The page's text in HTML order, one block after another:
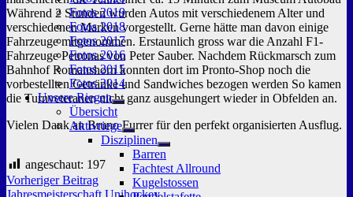
Fotos 2019
Fotos 2018
Fotos 2017
Fotos 2016
Fotos 2015
Fotos 2014
Unsere Riegen
Untermenü
anzeigen
Übersicht
Aktivriege
Untermenü
anzeigen
Disziplinen
Untermenü
anzeigen
Barren
Fachtest Allround
Kugelstossen
Während 2 Stunden wurden Autos mit verschiedenem Alter und
verschiedenen Marken vorgestellt. Gerne hätte man davon einige
Fahrzeuge mitgenommen. Erstaunlich gross war die Anzahl F1-
Fahrzeuge Petronas von Peter Sauber. Nachdem Rückmarsch zum
Bahnhof Romanshorn konnten dort im Pronto-Shop noch die
vorbestellten Getränke und Sandwiches bezogen werden So kamen
die Turnveteranen nicht ganz ausgehungert wieder in Obfelden an.
Vielen Dank an Bruno Furrer für den perfekt organisierten Ausflug.
angeschaut: 197
Beitragsnavigation
Vorheriger BeitragVorheriger
Beitrag: